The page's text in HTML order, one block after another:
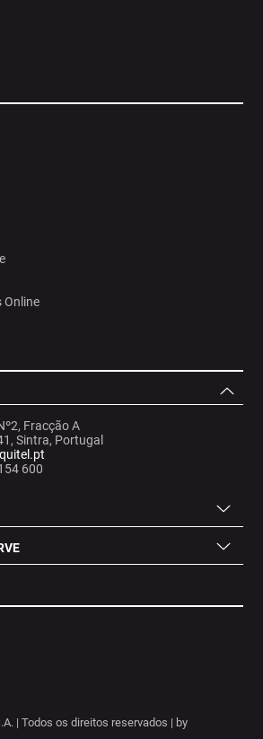
Online
Fracção A
Sintra, Portugal
600
| Todos os direitos reservados | by